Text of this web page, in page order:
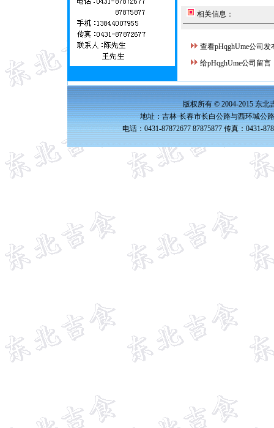
相关信息：
查看pHqghUme公司发
给pHqghUme公司留言
版权所有 © 2004-2015 东北
地址：吉林·长春市长白公路与西环城公
电话：0431-87872677 87875877 传真：0431-